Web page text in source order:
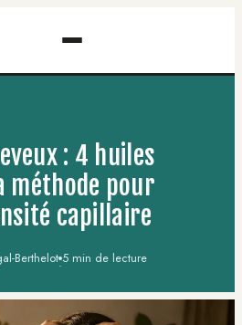
: 4 huiles
méthode pour
capillaire
Berthelot·5 min de lecture